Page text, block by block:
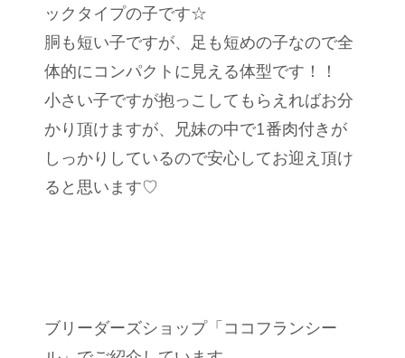
ックタイプの子です☆
胴も短い子ですが、足も短めの子なので全
体的にコンパクトに見える体型です！！
小さい子ですが抱っこしてもらえればお分
かり頂けますが、兄妹の中で1番肉付きが
しっかりしているので安心してお迎え頂け
ると思います♡
ブリーダーズショップ「ココフランシー